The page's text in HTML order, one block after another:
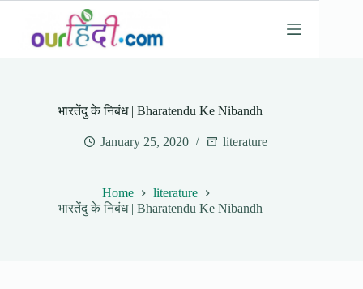
content
भारतेंदु के निबंध | Bharatendu Ke Nibandh
January 25, 2020 literature
Home
literature
भारतेंदु के निबंध | Bharatendu Ke Nibandh